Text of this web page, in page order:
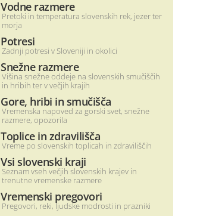
Vodne razmere
Pretoki in temperatura slovenskih rek, jezer ter
morja
Potresi
Zadnji potresi v Sloveniji in okolici
Snežne razmere
Višina snežne oddeje na slovenskih smučiščih
in hribih ter v večjih krajih
Gore, hribi in smučišča
Vremenska napoved za gorski svet, snežne
razmere, opozorila
Toplice in zdravilišča
Vreme po slovenskih toplicah in zdraviliščih
Vsi slovenski kraji
Seznam vseh večjih slovenskih krajev in
trenutne vremenske razmere
Vremenski pregovori
Pregovori, reki, ljudske modrosti in prazniki